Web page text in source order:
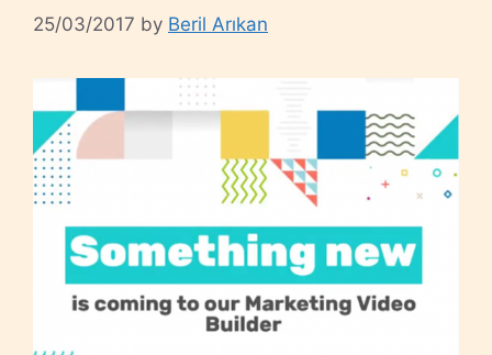
25/03/2017 by Beril Arıkan